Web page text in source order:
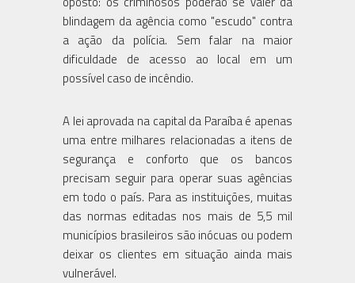
blindagem da agência como "escudo" contra
a ação da polícia. Sem falar na maior
dificuldade de acesso ao local em um
possível caso de incêndio.
A lei aprovada na capital da Paraíba é apenas
uma entre milhares relacionadas a itens de
segurança e conforto que os bancos
precisam seguir para operar suas agências
em todo o país. Para as instituições, muitas
das normas editadas nos mais de 5,5 mil
municípios brasileiros são inócuas ou podem
deixar os clientes em situação ainda mais
vulnerável.